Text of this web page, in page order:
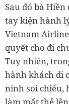
Sau đó bà
tay kiện hành
Vietnam
quyết cho đi
Tuy nhiên,
hành khách di
ninh soi chiếu,
làm mất thẻ